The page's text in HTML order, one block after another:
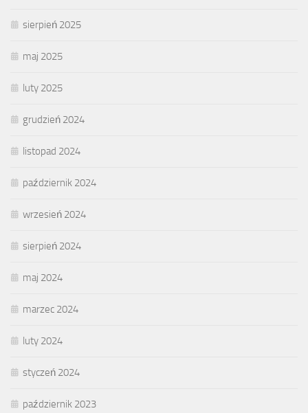
sierpień 2025
maj 2025
luty 2025
grudzień 2024
listopad 2024
październik 2024
wrzesień 2024
sierpień 2024
maj 2024
marzec 2024
luty 2024
styczeń 2024
październik 2023